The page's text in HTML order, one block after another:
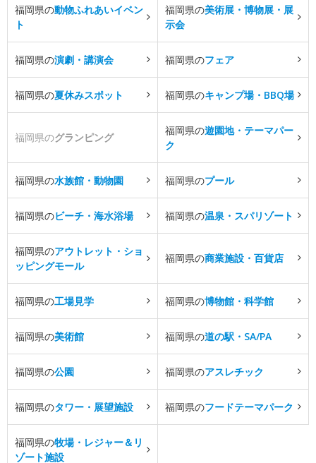
福岡県の動物ふれあいイベン
ト
福岡県の美術展・博物展・展
示会
福岡県の演劇・講演会 福岡県のフェア
福岡県の夏休みスポット 福岡県のキャンプ場・BBQ場
福岡県のグランピング
福岡県の遊園地・テーマパー
ク
福岡県の水族館・動物園 福岡県のプール
福岡県のビーチ・海水浴場 福岡県の温泉・スパリゾート
福岡県のアウトレット・ショ
ッピングモール
福岡県の商業施設・百貨店
福岡県の工場見学 福岡県の博物館・科学館
福岡県の美術館 福岡県の道の駅・SA/PA
福岡県の公園 福岡県のアスレチック
福岡県のタワー・展望施設 福岡県のフードテーマパーク
福岡県の牧場・レジャー＆リ
ゾート施設